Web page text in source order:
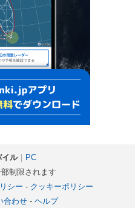
イル｜ PC
制限されます
シー - クッキーポリシー
合わせ- ヘルプ